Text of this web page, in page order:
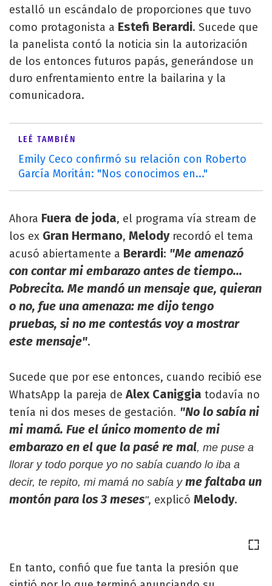
estalló un escándalo de proporciones que tuvo
como protagonista a Estefi Berardi. Sucede que
la panelista contó la noticia sin la autorización
de los entonces futuros papás, generándose un
duro enfrentamiento entre la bailarina y la
comunicadora.
LEÉ TAMBIÉN
Emily Ceco confirmó su relación con Roberto
García Moritán: "Nos conocimos en..."
Ahora Fuera de joda, el programa vía stream de
los ex Gran Hermano, Melodyrecordó el tema
acusó abiertamente a Berardi: "Me amenazó
con contar mi embarazo antes de tiempo...
Pobrecita. Me mandó un mensaje que, quieran
o no, fue una amenaza: me dijo tengo
pruebas, si no me contestás voy a mostrar
este mensaje".
Sucede que por ese entonces, cuando recibió ese
WhatsApp la pareja deAlex Caniggia todavía no
tenía ni dos meses de gestación. "No lo sabía ni
mi mamá. Fue el único momento de mi
embarazo en el que la pasé re mal, me puse a
llorar y todo porque yo no sabía cuando lo iba a
decir, te repito, mi mamá no sabía y me faltaba un
montón para los 3 meses", explicó Melody.
En tanto, confió que fue tanta la presión que